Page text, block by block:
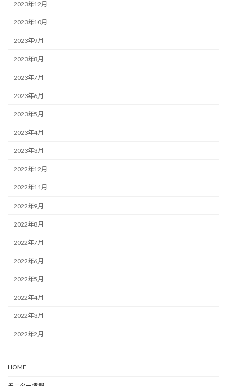
2023年12月
2023年10月
2023年9月
2023年8月
2023年7月
2023年6月
2023年5月
2023年4月
2023年3月
2022年12月
2022年11月
2022年9月
2022年8月
2022年7月
2022年6月
2022年5月
2022年4月
2022年3月
2022年2月
HOME